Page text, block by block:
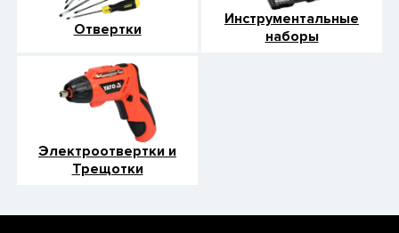
Отвертки
Инструментальные
наборы
Электроотвертки и
Трещотки